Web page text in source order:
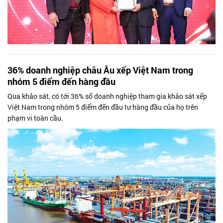
36% doanh nghiệp châu Âu xếp Việt Nam trong
nhóm 5 điểm đến hàng đầu
Qua khảo sát, có tới 36% số doanh nghiệp tham gia khảo sát xếp
Việt Nam trong nhóm 5 điểm đến đầu tư hàng đầu của họ trên
phạm vi toàn cầu.